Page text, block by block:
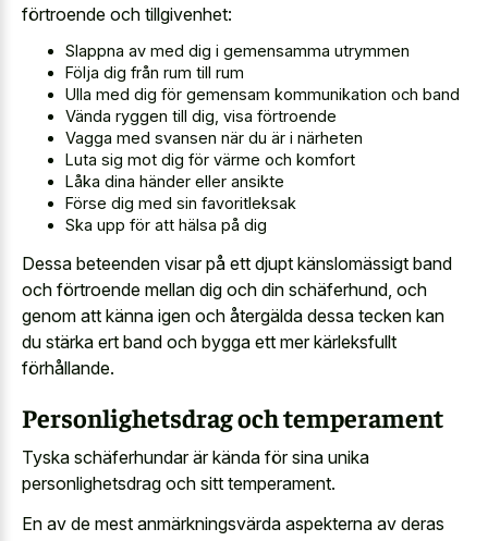
förtroende och tillgivenhet:
Slappna av med dig i gemensamma utrymmen
Följa dig från rum till rum
Ulla med dig för gemensam kommunikation och band
Vända ryggen till dig, visa förtroende
Vagga med svansen när du är i närheten
Luta sig mot dig för värme och komfort
Låka dina händer eller ansikte
Förse dig med sin favoritleksak
Ska upp för att hälsa på dig
Dessa beteenden visar på ett djupt känslomässigt band
och förtroende mellan dig och din schäferhund, och
genom att känna igen och återgälda dessa tecken kan
du stärka ert band och bygga ett mer kärleksfullt
förhållande.
Personlighetsdrag och temperament
Tyska schäferhundar är kända för sina unika
personlighetsdrag och sitt temperament.
En av de mest anmärkningsvärda aspekterna av deras